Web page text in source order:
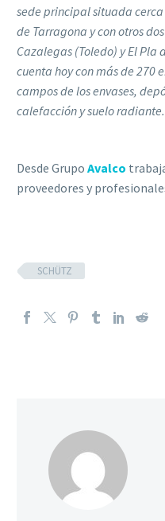
sede principal situada
de Tarragona y con otros
Cazalegas (Toledo) y El Pla
cuenta hoy con más de 270
campos de los envases,
calefacción y suelo radiante.
Desde Grupo Avalco
proveedores y
SCHÜTZ